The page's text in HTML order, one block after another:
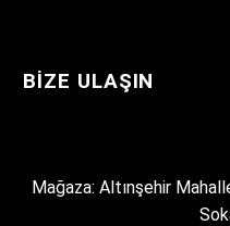
BIZE ULAŞIN
Mağaza: Altınşehir